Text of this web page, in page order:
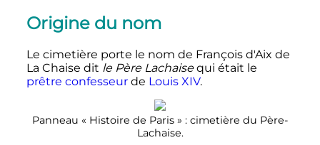
Origine du nom
Le cimetière porte le nom de François d'Aix de
La Chaise dit le Père Lachaisequi était le
prêtre confesseurde Louis XIV.
Panneau « Histoire de Paris » : cimetière du Père-
Lachaise.